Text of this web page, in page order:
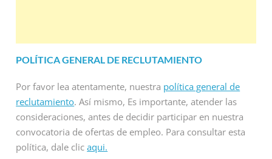
POLÍTICA GENERAL DE RECLUTAMIENTO
Por favor lea atentamente, nuestra política general de
reclutamiento. Así mismo, Es importante, atender las
consideraciones, antes de decidir participar en nuestra
convocatoria de ofertas de empleo. Para consultar esta
política, dale clicaqui.